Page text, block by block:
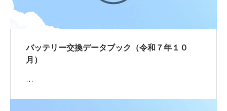
バッテリー交換データブック（令和７年１０
月）
…